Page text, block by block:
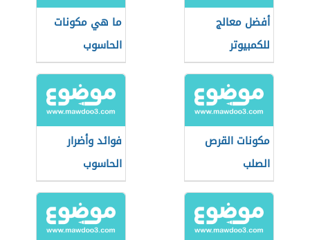
أفضل معالج
للكمبيوتر
ما هي مكونات
الحاسوب
مكونات القرص
الصلب
فوائد وأضرار
الحاسوب